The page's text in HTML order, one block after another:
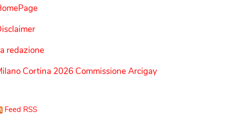
redazione
Cortina 2026 Commissione Arcigay
Feed RSS